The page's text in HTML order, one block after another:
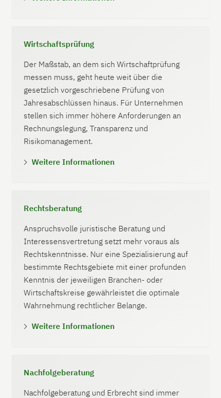
Wirtschaftsprüfung
Der Maßstab, an dem sich Wirtschaftprüfung
messen muss, geht heute weit über die
gesetzlich vorgeschriebene Prüfung von
Jahresabschlüssen hinaus. Für Unternehmen
stellen sich immer höhere Anforderungen an
Rechnungslegung, Transparenz und
Risikomanagement.
Weitere Informationen
Rechtsberatung
Anspruchsvolle juristische Beratung und
Interessensvertretung setzt mehr voraus als
Rechtskenntnisse. Nur eine Spezialisierung auf
bestimmte Rechtsgebiete mit einer profunden
Kenntnis der jeweiligen Branchen- oder
Wirtschaftskreise gewährleistet die optimale
Wahrnehmung rechtlicher Belange.
Weitere Informationen
Nachfolgeberatung
Nachfolgeberatung und Erbrecht sind immer